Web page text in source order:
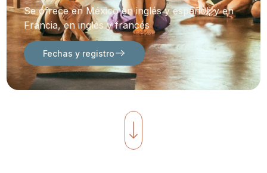
Se ofrece en México en inglés y español; y en
Francia, en inglés y francés
Fechas y registro